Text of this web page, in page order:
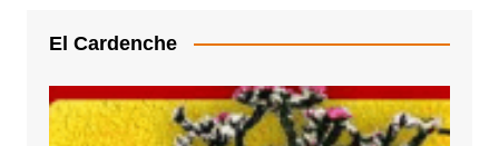
El Cardenche